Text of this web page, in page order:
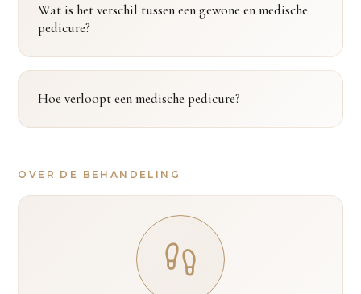
Wat is het verschil tussen een gewone en medische
pedicure?
Hoe verloopt een medische pedicure?
OVER DE BEHANDELING